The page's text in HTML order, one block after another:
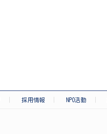
採用情報 NPO活動